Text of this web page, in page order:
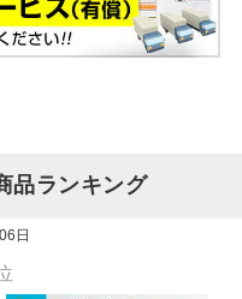
品ランキング
日